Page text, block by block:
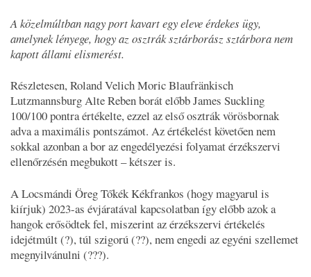
A közelmúltban nagy port kavart egy eleve érdekes ügy,
amelynek lényege, hogy az osztrák sztárborász sztárbora nem
kapott állami elismerést.
Részletesen, Roland Velich Moric Blaufränkisch
Lutzmannsburg Alte Reben borát előbb James Suckling
100/100 pontra értékelte, ezzel az első osztrák vörösbornak
adva a maximális pontszámot. Az értékelést követően nem
sokkal azonban a bor az engedélyezési folyamat érzékszervi
ellenőrzésén megbukott – kétszer is.
A Locsmándi Öreg Tőkék Kékfrankos (hogy magyarul is
kiírjuk) 2023-as évjáratával kapcsolatban így előbb azok a
hangok erősödtek fel, miszerint az érzékszervi értékelés
idejétmúlt (?), túl szigorú (??), nem engedi az egyéni szellemet
megnyilvánulni (???).